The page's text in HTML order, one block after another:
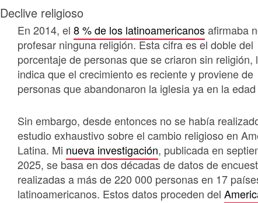
Declive religioso
En 2014, el 8 % de los latinoamericanosafirmaba
profesar ninguna religión. Esta cifra es el doble del
porcentaje de personas que se criaron sin religión,
indica que el crecimiento es reciente y proviene de
personas que abandonaron la iglesia ya en la
Sin embargo, desde entonces no se había
estudio exhaustivo sobre el cambio religioso en
Latina. Mi nueva investigación, publicada en
2025, se basa en dos décadas de datos de
realizadas a más de 220 000 personas en 17
latinoamericanos. Estos datos proceden del